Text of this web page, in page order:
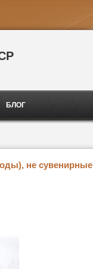
БЛОГ
не сувенирные